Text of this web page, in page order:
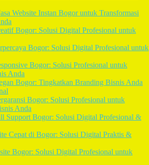
Website Instan Bogor untuk Transformasi
Bogor: Solusi Digital Profesional untuk
Bogor: Solusi Digital Profesional untuk
Bogor: Solusi Profesional untuk
Anda
Bogor: Tingkatkan Branding Bisnis Anda
Bogor: Solusi Profesional untuk
Anda
Support Bogor: Solusi Digital Profesional &
Cepat di Bogor: Solusi Digital Praktis &
Bogor: Solusi Digital Profesional untuk